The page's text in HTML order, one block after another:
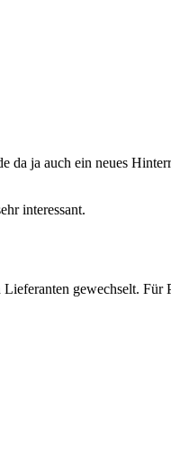
da ja auch ein neues
interessant.
gewechselt.